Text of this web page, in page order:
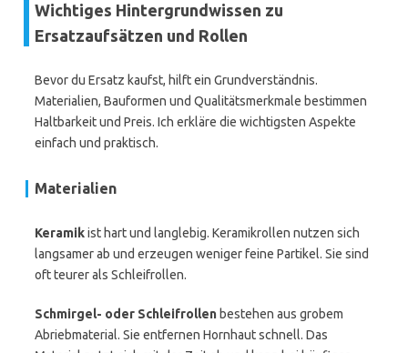
Wichtiges Hintergrundwissen zu
Ersatzaufsätzen und Rollen
Bevor du Ersatz kaufst, hilft ein Grundverständnis.
Materialien, Bauformen und Qualitätsmerkmale bestimmen
Haltbarkeit und Preis. Ich erkläre die wichtigsten Aspekte
einfach und praktisch.
Materialien
Keramikist hart und langlebig. Keramikrollen nutzen sich
langsamer ab und erzeugen weniger feine Partikel. Sie sind
oft teurer als Schleifrollen.
Schmirgel- oder Schleifrollen bestehen aus grobem
Abriebmaterial. Sie entfernen Hornhaut schnell. Das